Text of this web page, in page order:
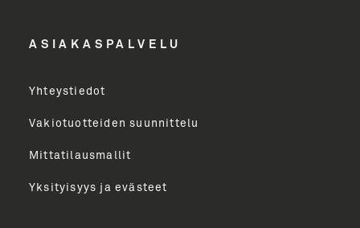
Yritys
ASIAKASPALVELU
Yhteystiedot
Vakiotuotteiden suunnittelu
Mittatilausmallit
Yksityisyys ja evästeet